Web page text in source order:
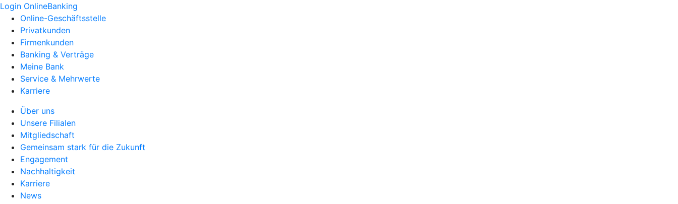
Login OnlineBanking
Online-Geschäftsstelle
Privatkunden
Firmenkunden
Banking & Verträge
Meine Bank
Service & Mehrwerte
Karriere
Über uns
Unsere Filialen
Mitgliedschaft
Gemeinsam stark für die Zukunft
Engagement
Nachhaltigkeit
Karriere
News